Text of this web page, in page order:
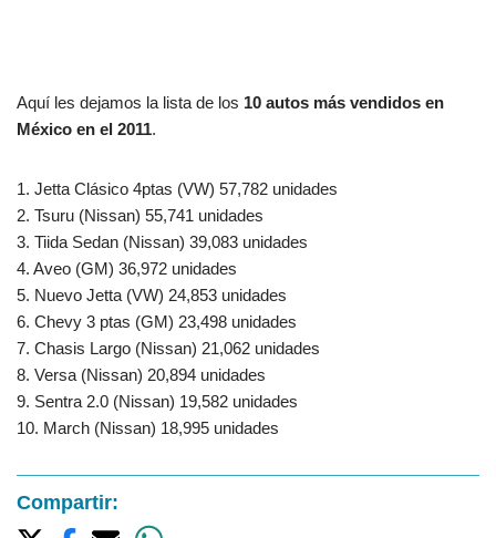
Aquí les dejamos la lista de los 10 autos más vendidos en
México en el 2011.
1. Jetta Clásico 4ptas (VW) 57,782 unidades
2. Tsuru (Nissan) 55,741 unidades
3. Tiida Sedan (Nissan) 39,083 unidades
4. Aveo (GM) 36,972 unidades
5. Nuevo Jetta (VW) 24,853 unidades
6. Chevy 3 ptas (GM) 23,498 unidades
7. Chasis Largo (Nissan) 21,062 unidades
8. Versa (Nissan) 20,894 unidades
9. Sentra 2.0 (Nissan) 19,582 unidades
10. March (Nissan) 18,995 unidades
Compartir: